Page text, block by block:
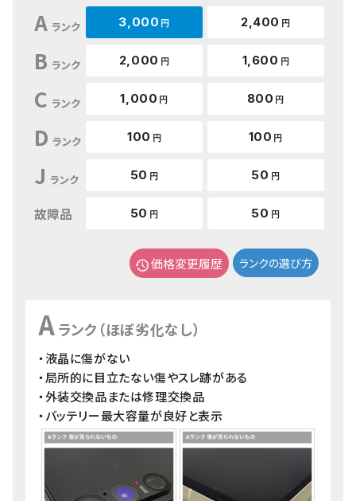
A ランク 3,000 円 2,400 円
B ランク 2,000 円 1,600 円
C ランク 1,000 円 800 円
D ランク 100 円 100 円
J ランク 50 円 50 円
故障品 50 円 50 円
価格変更履歴 ランクの選び方
Aランク（ほぼ劣化なし）
・液晶に傷がない
・局所的に目立たない傷やスレ跡がある
・外装交換品または修理交換品
・バッテリー最大容量が良好と表示